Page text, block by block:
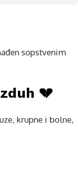
sopstvenim
💔
krupne i bolne,